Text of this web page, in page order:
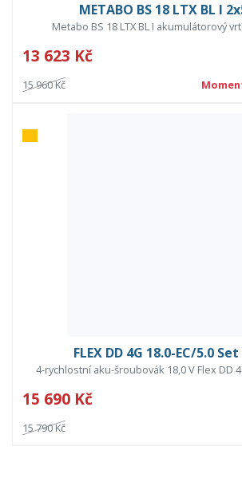
METABO BS 18 LTX BL I
Metabo BS 18 LTX BL I akumulátorový
13 623 Kč
15 960 Kč
FLEX DD 4G 18.0-EC/5.0
4-rychlostní aku-šroubovák 18,0 V Flex DD
15 690 Kč
15 790 Kč